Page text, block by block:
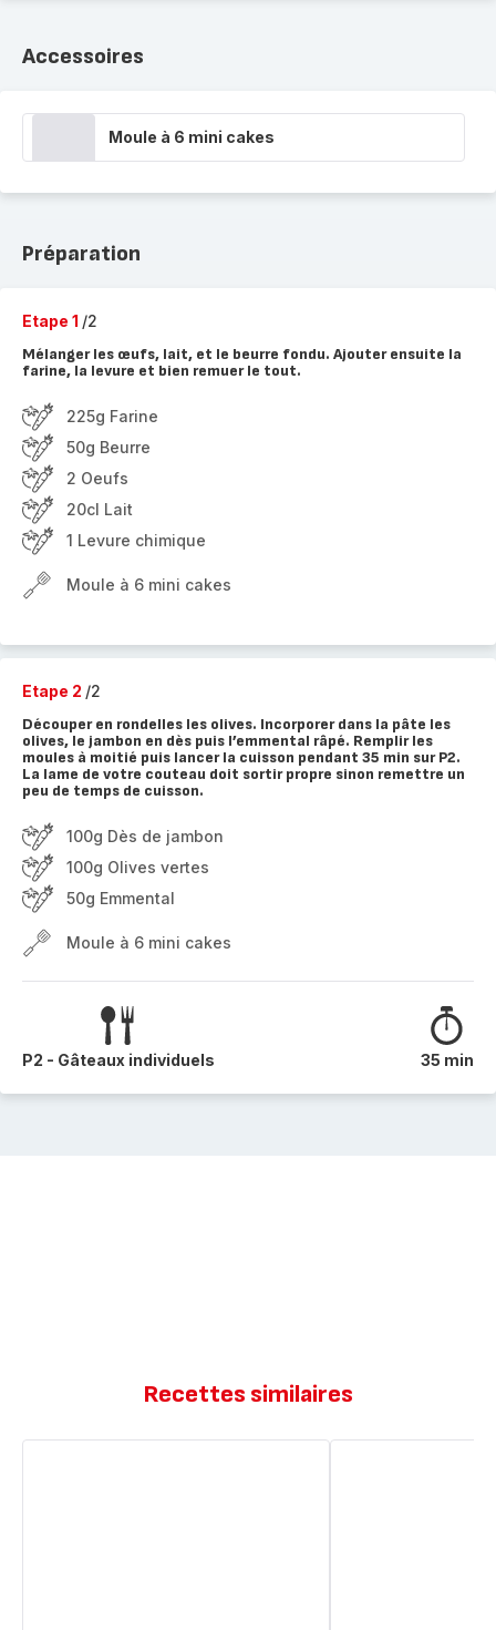
Accessoires
Moule à 6 mini cakes
Préparation
Etape 1 /2
Mélanger les œufs, lait, et le beurre fondu. Ajouter ensuite la
farine, la levure et bien remuer le tout.
225g Farine
50g Beurre
2 Oeufs
20cl Lait
1 Levure chimique
Moule à 6 mini cakes
Etape 2 /2
Découper en rondelles les olives. Incorporer dans la pâte les
olives, le jambon en dès puis l’emmental râpé. Remplir les
moules à moitié puis lancer la cuisson pendant 35 min sur P2.
La lame de votre couteau doit sortir propre sinon remettre un
peu de temps de cuisson.
100g Dès de jambon
100g Olives vertes
50g Emmental
Moule à 6 mini cakes
P2 - Gâteaux individuels 35 min
Recettes similaires